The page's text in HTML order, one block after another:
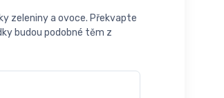
zeleniny a ovoce. Překvapte
budou podobné těm z